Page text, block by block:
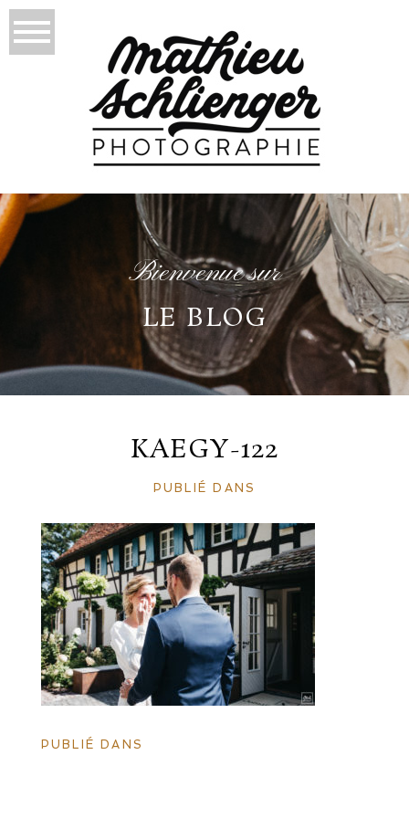
Bienvenue sur
LE BLOG
KAEGY-122
PUBLIÉ DANS
PUBLIÉ DANS